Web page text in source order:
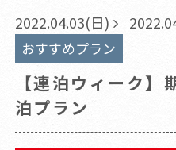
2022.04.03(日)
おすすめプラン
【連泊ウィーク】
泊プラン